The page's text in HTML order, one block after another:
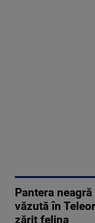
Pantera
văzută în
zărit felina